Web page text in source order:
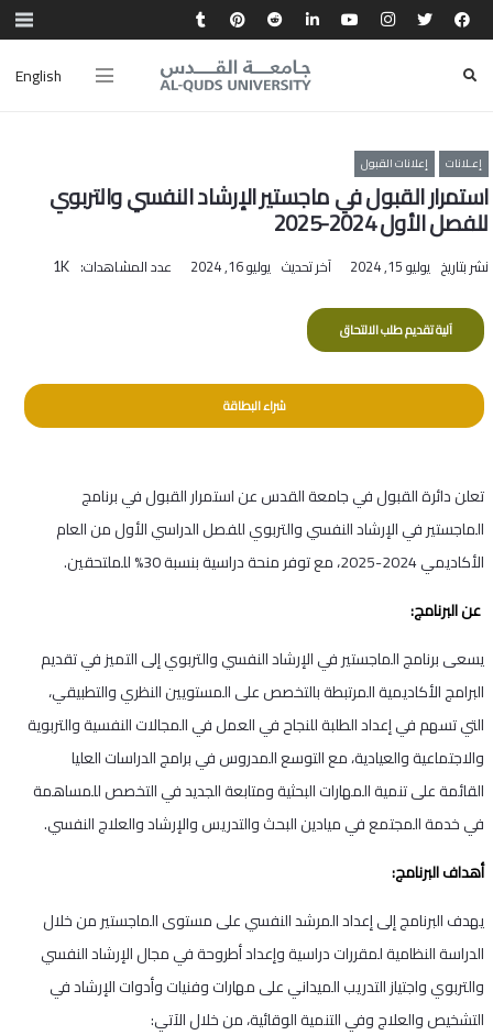
English
إعـلانات إعلانات القبول
استمرار القبول في ماجستير الإرشاد النفسي والتربوي
للفصل الأول 2024-2025
نشر بتاريخ يوليو 15, 2024 آخر تحديث يوليو 16, 2024 عدد المشاهدات: 1K
آلية تقديم طلب الالتحاق
شراء البطاقة
تعلن دائرة القبول في جامعة القدس عن استمرار القبول في برنامج
الماجستير في الإرشاد النفسي والتربوي للفصل الدراسي الأول من العام
الأكاديمي 2024-2025، مع توفر منحة دراسية بنسبة 30% للملتحقين.
عن البرنامج:
يسعى برنامج الماجستير في الإرشاد النفسي والتربوي إلى التميز في تقديم
البرامج الأكاديمية المرتبطة بالتخصص على المستويين النظري والتطبيقي،
التي تسهم في إعداد الطلبة للنجاح في العمل في المجالات النفسية والتربوية
والاجتماعية والعيادية، مع التوسع المدروس في برامج الدراسات العليا
القائمة على تنمية المهارات البحثية ومتابعة الجديد في التخصص للمساهمة
في خدمة المجتمع في ميادين البحث والتدريس والإرشاد والعلاج النفسي.
أهداف البرنامج:
يهدف البرنامج إلى إعداد المرشد النفسي على مستوى الماجستير من خلال
الدراسة النظامية لمقررات دراسية وإعداد أطروحة في مجال الإرشاد النفسي
والتربوي واجتياز التدريب الميداني على مهارات وفنيات وأدوات الإرشاد في
التشخيص والعلاج وفي التنمية الوقائية، من خلال الآتي: